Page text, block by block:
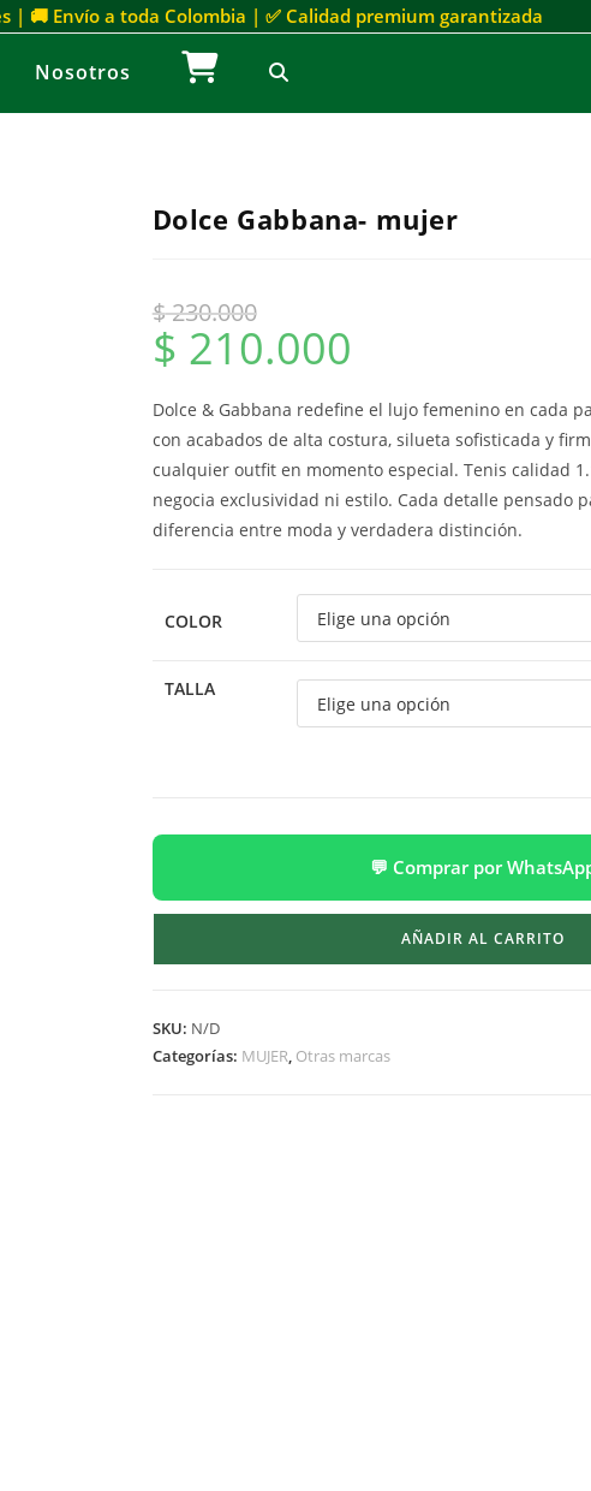
🚚 Envío a toda Colombia | ✅ Calidad premium garantizada
Nosotros
Dolce Gabbana- mujer
$230.000
$ 210.000
Dolce & Gabbana redefine el lujo femenino en cada
con acabados de alta costura, silueta sofisticada y
cualquier outfit en momento especial. Tenis calidad
negocia exclusividad ni estilo. Cada detalle pensado
diferencia entre moda y verdadera distinción.
COLOR
TALLA
💬 Comprar por
AÑADIR AL CARRITO
SKU: N/D
Categorías: MUJER, Otras marcas